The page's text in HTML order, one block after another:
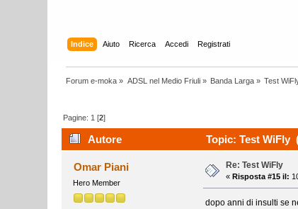
Indice Aiuto Ricerca Accedi Registrati
Forum e-moka » ADSL nel Medio Friuli» Banda Larga » Test
Pagine: 1 [2]
Autore Topic: Test WiFly
Omar Piani
Hero Member
Re: Test WiFly
« Risposta #15 il:
dopo anni di insulti se